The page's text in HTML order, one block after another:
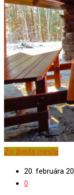
Zo života mesta
20. februára
0